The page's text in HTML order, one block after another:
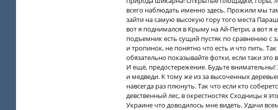
всего наблюдать именно здесь. Прожили мы
зайти на самую высокую гору того места
вот я поднимался в Крыму на Ай-Петри, а вот я
подъемник есть сущий пустяк по сравнению с
и тропинок, не понятно что есть и что пить.
обязательно показывайте фотки, если таки это
И ещё, предостережение. Будьте
и медведи. К тому же из за высоченных
навсегда раз плюнуть. Так что если кто
девственный лес, в окрестностях Сходницы я
Украине что доводилось мне видеть. Удачи